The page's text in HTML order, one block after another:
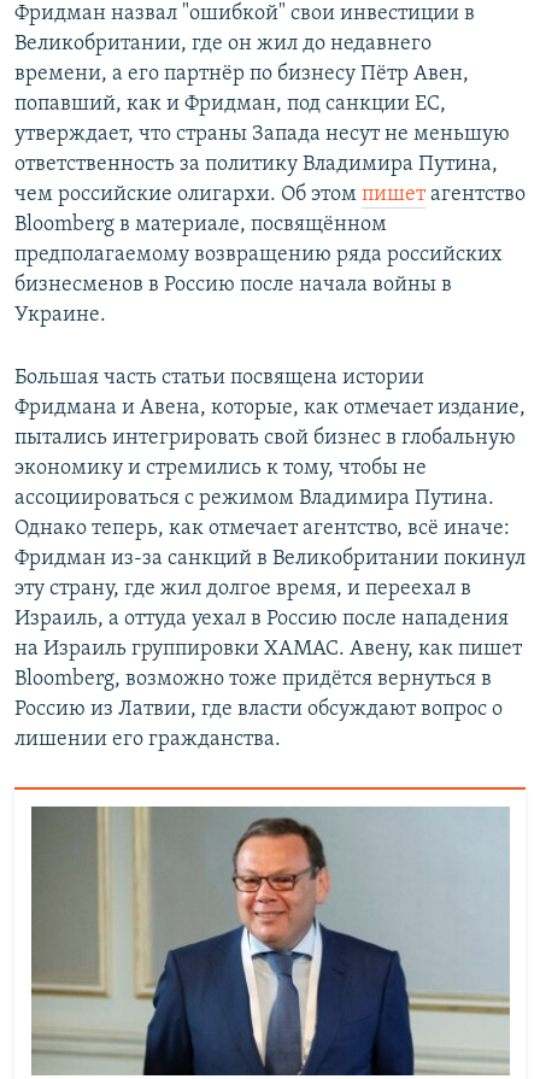
Фридман назвал "ошибкой" свои инвестиции в
Великобритании, где он жил до недавнего
времени, а его партнёр по бизнесу Пётр Авен,
попавший, как и Фридман, под санкции ЕС,
утверждает, что страны Запада несут не меньшую
ответственность за политику Владимира Путина,
чем российские олигархи. Об этом пишетагентство
Bloomberg в материале, посвящённом
предполагаемому возвращению ряда российских
бизнесменов в Россию после начала войны в
Украине.
Большая часть статьи посвящена истории
Фридмана и Авена, которые, как отмечает издание,
пытались интегрировать свой бизнес в глобальную
экономику и стремились к тому, чтобы не
ассоциироваться с режимом Владимира Путина.
Однако теперь, как отмечает агентство, всё иначе:
Фридман из-за санкций в Великобритании покинул
эту страну, где жил долгое время, и переехал в
Израиль, а оттуда уехал в Россию после нападения
на Израиль группировки ХАМАС. Авену, как пишет
Bloomberg, возможно тоже придётся вернуться в
Россию из Латвии, где власти обсуждают вопрос о
лишении его гражданства.